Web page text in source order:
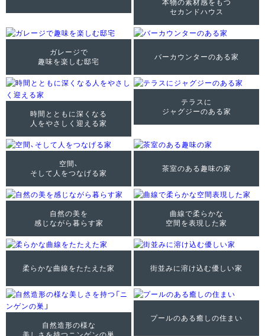
セカンドハウス
ガレージで
趣味を楽しむ邸宅
バーカウンターのある家
時間とともに深くなる
人をやさしく迎える家
テラスに
ジャグジーのある家
空間、
そして人をつなげる家
茶室のある趣味の家
自然の美を
感じながら暮らす家
曲線で柔らかな
空間を表現した家
柔らかな曲線をたたえた家 街並みに溶け込む優しい家
自然造形の様な
プールのある癒しの住まい